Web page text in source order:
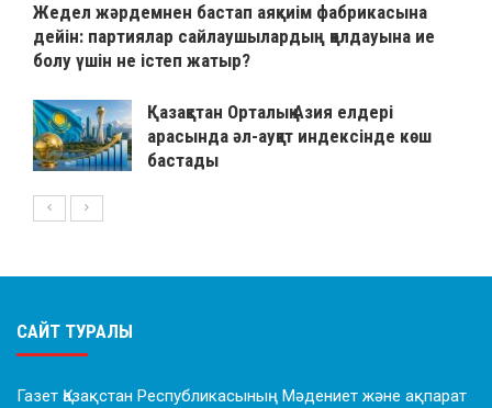
Жедел жәрдемнен бастап аяқкиім фабрикасына
дейін: партиялар сайлаушылардың қолдауына ие
болу үшін не істеп жатыр?
Қазақстан Орталық Азия елдері
арасында әл-ауқат индексінде көш
бастады
САЙТ ТУРАЛЫ
Газет Қазақстан Республикасының Мәдениет және ақпарат